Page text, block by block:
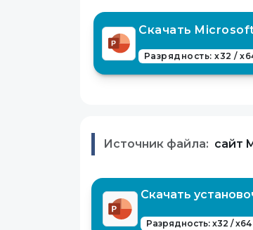
Скачать
Разрядность: x32 /
Источник файла: сайт
Скачать
Разрядность: x32 /